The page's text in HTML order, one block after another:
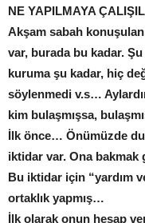
NE YAPILMAYA
Akşam sabah
var, burada bu kadar.
kuruma şu kadar, hiç
söylenmedi v.s…
kim bulaşmışsa,
İlk önce… Önümüzde
iktidar var. Ona bakmak
Bu iktidar için “yardım
ortaklık yapmış…
İlk olarak onun hesap